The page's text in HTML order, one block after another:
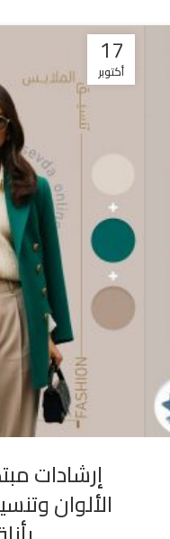
17
أكتوبر
إرشادات
الألوان